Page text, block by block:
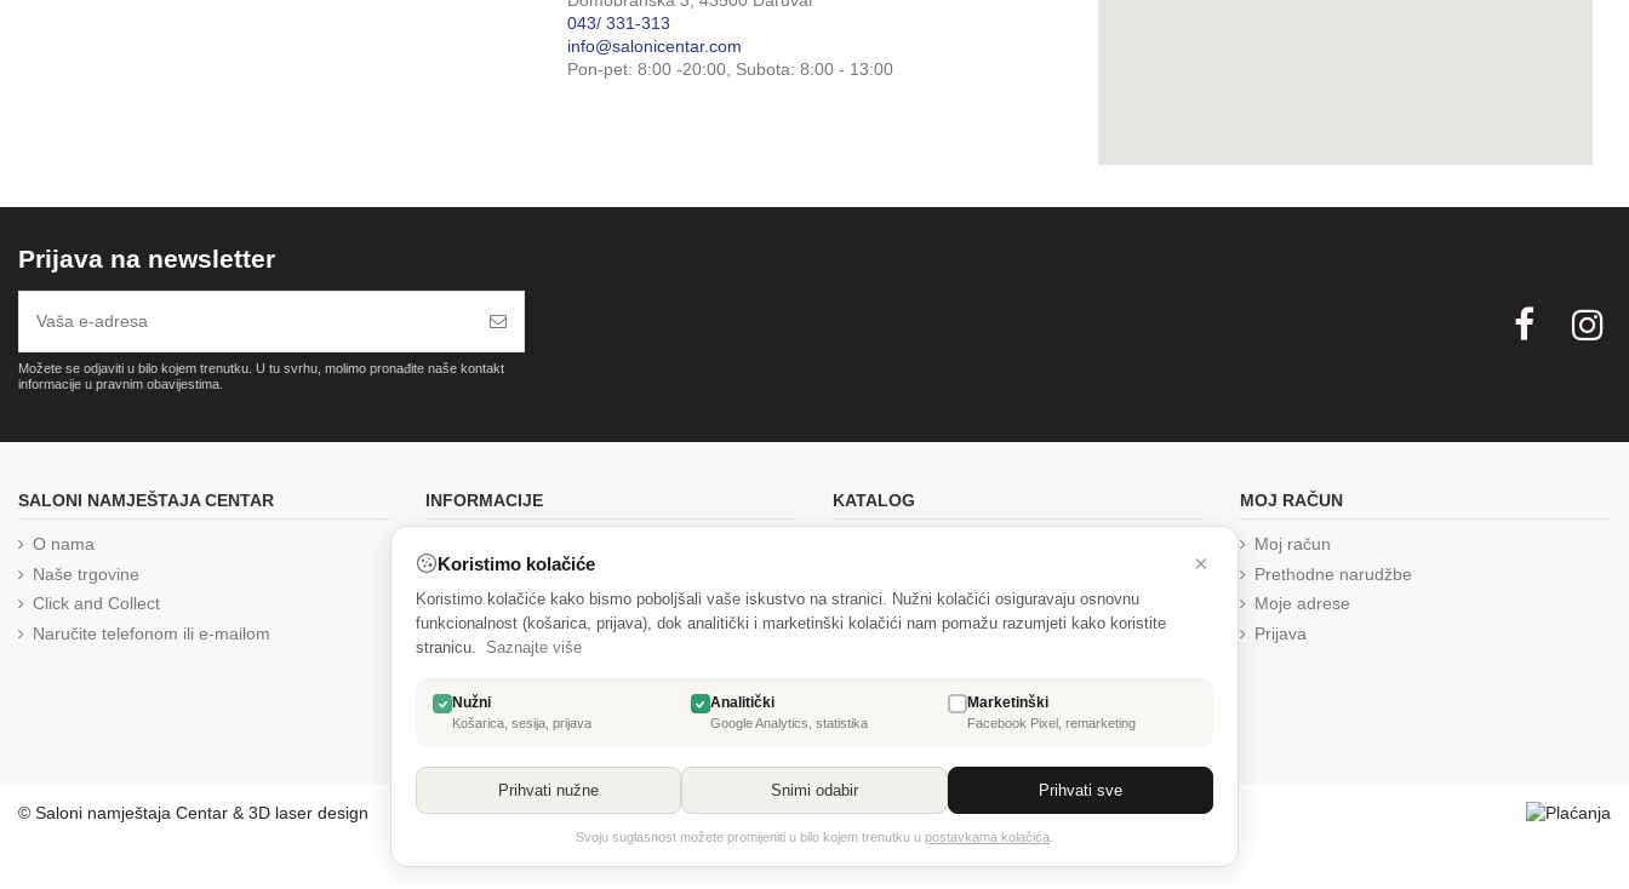
043/ 331-313
info@salonicentar.com
Pon-pet: 8:00 -20:00, Subota: 8:00 - 13:00
Prijava na newsletter
Možete se odjaviti u bilo kojem trenutku. U tu svrhu, molimo pronađite naše kontakt
informacije u pravnim obavijestima.
Koristimo kolačiće ×
Koristimo kolačiće kako bismo poboljšali vaše iskustvo na stranici. Nužni kolačići osiguravaju osnovnu
funkcionalnost (košarica, prijava), dok analitički i marketinški kolačići nam pomažu razumjeti kako koristite
stranicu.
Saznajte više
Nužni
Košarica, sesija, prijava
Analitički
Google Analytics, statistika
Marketinški
Facebook Pixel, remarketing
Prihvati nužne Snimi odabir Prihvati sve
Svoju suglasnost možete promijeniti u bilo kojem trenutku u postavkama kolačića
SALONI NAMJEŠTAJA CENTAR
O nama
Naše trgovine
Click and Collect
Naručite telefonom ili e-mailom
INFORMACIJE
Uvjeti prodaje
Izjava o privatnosti
Reklamacija
Zaštita osobnih podataka (GDPR)
Jednostrani raskid ugovora
KATALOG
Najprodavanije
MOJ RAČUN
Moj račun
Prethodne narudžbe
Moje adrese
Prijava
© Saloni namještaja Centar & 3D laser design